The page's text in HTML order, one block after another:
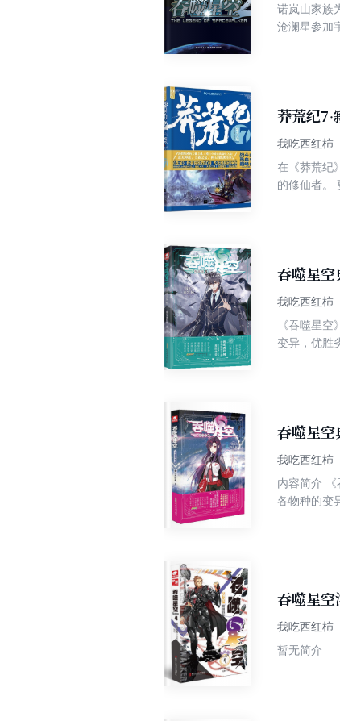
诺岚山家族
沧澜星参加
莽荒纪7·
我吃西红柿
在《莽荒纪》这个世界里—— 有为了生存，和天斗
的修仙者。 更有夸父逐日、后羿射金乌…… 而一天，纪宁在一个强大的部族‘纪氏’出生了…… 妖兽横行、部落纷争、仙魔隐
吞噬星空
我吃西红柿
《吞噬星
变异，优胜
吞噬星空
我吃西红柿
内容简介 《吞噬星空》是我吃西红柿写的一部科幻类幻想小说，主要讲述了主角罗峰所在的星球，经历一场大灾难后引发了
各物种的变
吞噬星空
我吃西红柿
暂无简介